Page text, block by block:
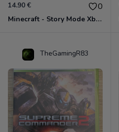
14.90 € 0
Minecraft - Story Mode Xbox 360
TheGamingR83